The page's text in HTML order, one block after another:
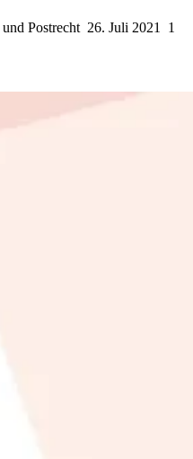
Postrecht 26. Juli 2021
1